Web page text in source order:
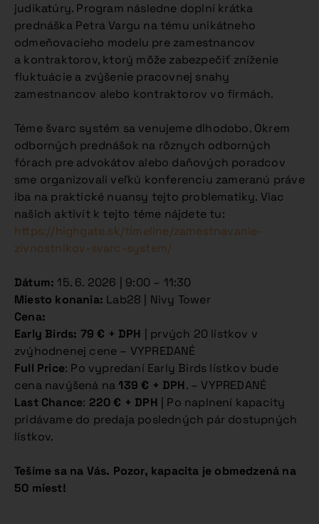
judikatúry. Program následne doplní krátka
prednáška Petra Vargu na tému unikátneho
odmeňovacieho modelu pre zamestnancov
a kontraktorov, ktorý môže zabezpečiť zníženie
fluktuácie a zvýšenie pracovnej snahy
zamestnancov alebo kontraktorov vo firmách.
Téme švarc systém sa venujeme dlhodobo. Okrem
odborných prednášok na rôznych odborných
fórach pre advokátov alebo daňových poradcov
sme organizovali veľkú konferenciu zameranú práve
iba na praktické nuansy tejto problematiky. Viac
našich aktivít k tejto téme nájdete tu:
https://highgate.sk/timeline/zamestnavanie-
zivnostnikov-svarc-system/
Dátum: 15. 6. 2026 | 9:00 – 11:30
Miesto konania: Lab28 | Nivy Tower
Cena:
Early Birds: 79 € + DPH
| prvých 20 lístkov v
zvýhodnenej cene – VYPREDANÉ
Full Price: Po vypredaní Early Birds lístkov bude
cena navýšená na139 € + DPH. – VYPREDANÉ
Last Chance: 220 € + DPH | Po naplnení kapacity
pridávame do predaja posledných pár dostupných
lístkov.
Tešíme sa na Vás. Pozor, kapacita je obmedzená na
50 miest!